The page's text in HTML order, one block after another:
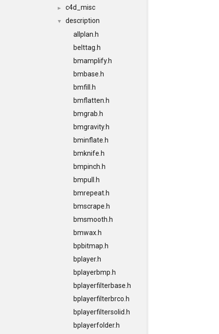
► c4d_misc
▼
description
allplan.h
belttag.h
bmamplify.h
bmbase.h
bmfill.h
bmflatten.h
bmgrab.h
bmgravity.h
bminflate.h
bmknife.h
bmpinch.h
bmpull.h
bmrepeat.h
bmscrape.h
bmsmooth.h
bmwax.h
bpbitmap.h
bplayer.h
bplayerbmp.h
bplayerfilterbase.h
bplayerfilterbrco.h
bplayerfiltersolid.h
bplayerfolder.h